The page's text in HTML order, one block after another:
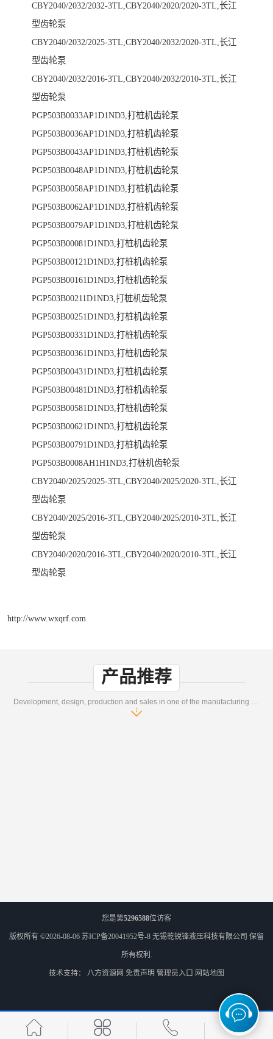
CBY2040/2032/2032-3TL,CBY2040/2020/2020-3TL,长江
型齿轮泵
CBY2040/2032/2025-3TL,CBY2040/2032/2020-3TL,长江
型齿轮泵
CBY2040/2032/2016-3TL,CBY2040/2032/2010-3TL,长江
型齿轮泵
PGP503B0033AP1D1ND3,打桩机齿轮泵
PGP503B0036AP1D1ND3,打桩机齿轮泵
PGP503B0043AP1D1ND3,打桩机齿轮泵
PGP503B0048AP1D1ND3,打桩机齿轮泵
PGP503B0058AP1D1ND3,打桩机齿轮泵
PGP503B0062AP1D1ND3,打桩机齿轮泵
PGP503B0079AP1D1ND3,打桩机齿轮泵
PGP503B00081D1ND3,打桩机齿轮泵
PGP503B00121D1ND3,打桩机齿轮泵
PGP503B00161D1ND3,打桩机齿轮泵
PGP503B00211D1ND3,打桩机齿轮泵
PGP503B00251D1ND3,打桩机齿轮泵
PGP503B00331D1ND3,打桩机齿轮泵
PGP503B00361D1ND3,打桩机齿轮泵
PGP503B00431D1ND3,打桩机齿轮泵
PGP503B00481D1ND3,打桩机齿轮泵
PGP503B00581D1ND3,打桩机齿轮泵
PGP503B00621D1ND3,打桩机齿轮泵
PGP503B00791D1ND3,打桩机齿轮泵
PGP503B0008AH1H1ND3,打桩机齿轮泵
CBY2040/2025/2025-3TL,CBY2040/2025/2020-3TL,长江
型齿轮泵
CBY2040/2025/2016-3TL,CBY2040/2025/2010-3TL,长江
型齿轮泵
CBY2040/2020/2016-3TL,CBY2040/2020/2010-3TL,长江
型齿轮泵
http://www.wxqrf.com
产品推荐
您是第5296588位访客
版权所有 ©2026-08-06 苏ICP备20041952号-8 无锡乾锐锋液压科技有限公司 保留
所有权利.
技术支持： 八方资源网 免责声明 管理员入口 网站地图